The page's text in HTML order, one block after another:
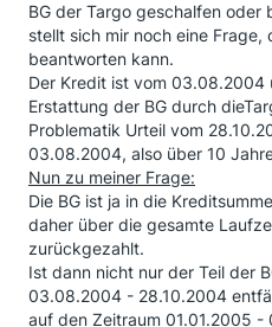
BG der Targo geschalfen
stellt sich mir noch eine Frage,
beantworten kann.
Der Kredit ist vom 03.08.2004
Erstattung der BG durch
Problematik Urteil vom
03.08.2004, also über 10
Nun zu meiner Frage:
Die BG ist ja in die
daher über die gesamte
zurückgezahlt.
Ist dann nicht nur der Teil der
03.08.2004 - 28.10.2004
auf den Zeitraum 01.01.2005